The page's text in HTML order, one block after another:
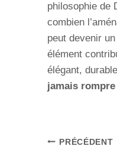
philosophie de
combien
peut devenir
élément
élégant,
jamais rompre
Navigation
PRÉCÉDENT